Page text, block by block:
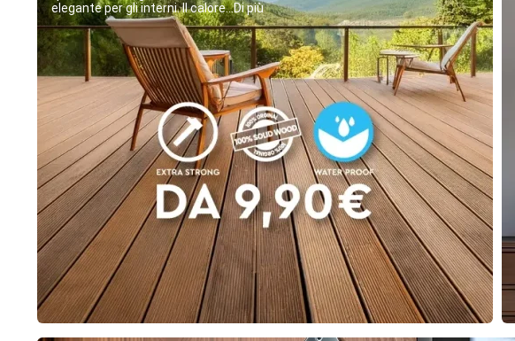
elegante per gli interni. Il calore...Di più